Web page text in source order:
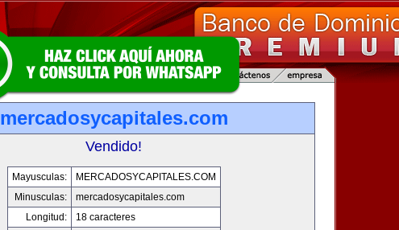
mercadosycapitales.com
Vendido!
Mayusculas:
MERCADOSYCAPITALES.COM
Minusculas:
mercadosycapitales.com
Longitud:
18 caracteres